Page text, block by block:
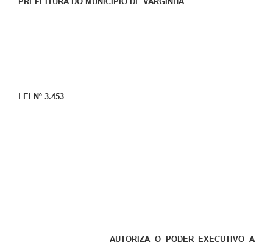
LEI Nº 3.453
AUTORIZA O PODER EXECUTIVO A